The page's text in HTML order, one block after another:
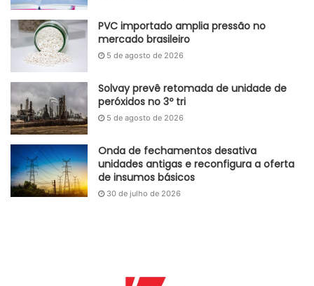
rotas terrestres ou operações portuárias podem atrasar a
reposição de estoques.
Autoral GlobalKem | 27 de maio de 2026
Etiquetas ácido sulfurico Brasil clima cloro
Cloro-álcalis
el nino
tratamento de água
PVC importado amplia pressão no
mercado brasileiro
5 de agosto de 2026
Solvay prevê retomada de unidade de
peróxidos no 3º tri
5 de agosto de 2026
Onda de fechamentos desativa
unidades antigas e reconfigura a oferta
de insumos básicos
30 de julho de 2026